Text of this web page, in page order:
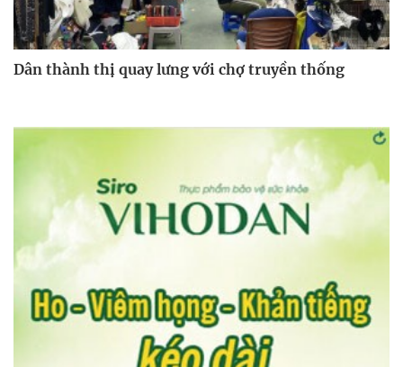
Dân thành thị quay lưng với chợ truyền thống